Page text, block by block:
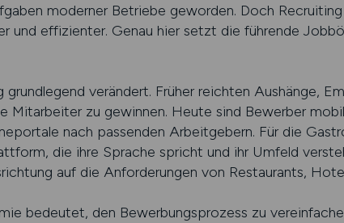
moderner Betriebe geworden. Doch
und effizienter. Genau hier setzt die führende
verändert. Früher reichten Aushänge,
Mitarbeiter zu gewinnen. Heute sind Bewerber
nach passenden Arbeitgebern. Für die
die ihre Sprache spricht und ihr Umfeld
auf die Anforderungen von Restaurants,
bedeutet, den Bewerbungsprozess zu